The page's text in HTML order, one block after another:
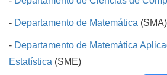
- Departamento de Matemática (SMA)
- Departamento de Matemática
Estatística (SME)